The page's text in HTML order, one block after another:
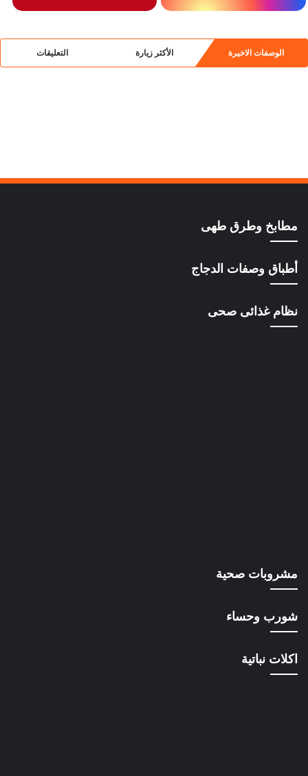
الوصفات الاخيرة الأكثر زيارة التعليقات
مطابخ وطرق طهى
أطباق وصفات الدجاج
نظام غذائى صحى
مشروبات صحية
شورب وحساء
اكلات نباتية